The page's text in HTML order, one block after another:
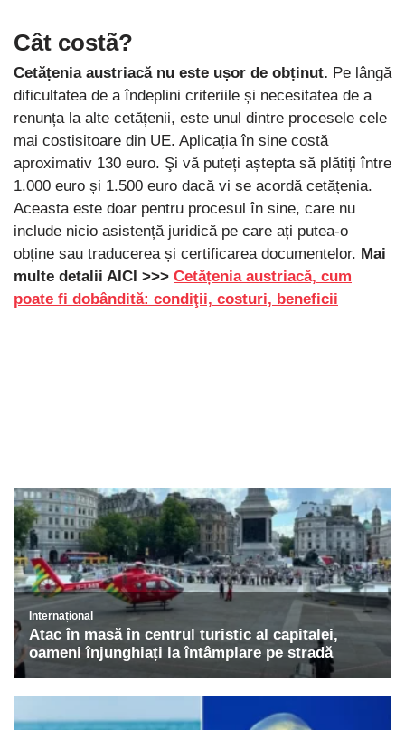
Cât costã?
Cetățenia austriacă nu este ușor de obținut. Pe lângă
dificultatea de a îndeplini criteriile și necesitatea de a
renunța la alte cetățenii, este unul dintre procesele cele
mai costisitoare din UE. Aplicația în sine costă
aproximativ 130 euro. Şi vă puteți aștepta să plătiți între
1.000 euro și 1.500 euro dacă vi se acordă cetățenia.
Aceasta este doar pentru procesul în sine, care nu
include nicio asistență juridică pe care ați putea-o
obține sau traducerea și certificarea documentelor. Mai
multe detalii AICI >>> Cetățenia austriacă, cum
poate fi dobândită: condiţii, costuri, beneficii